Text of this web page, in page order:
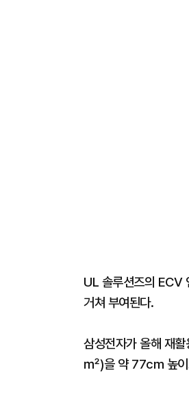
UL 솔루션즈의 ECV
거쳐 부여된다.
삼성전자가 올해 재
㎡)을 약 77cm 높이